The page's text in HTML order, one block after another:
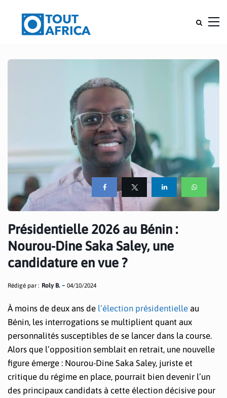
Présidentielle 2026 au Bénin :
Nourou-Dine Saka Saley, une
candidature en vue ?
Rédigé par : Roly B. 04/10/2024
À moins de deux ans de l’élection présidentielle au
Bénin, les interrogations se multiplient quant aux
personnalités susceptibles de se lancer dans la course.
Alors que l’opposition semblait en retrait, une nouvelle
figure émerge : Nourou-Dine Saka Saley, juriste et
critique du régime en place, pourrait bien devenir l’un
des principaux candidats à cette élection décisive pour